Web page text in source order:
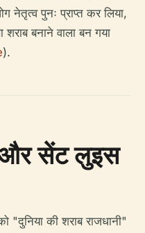
नेतृत्व पुनः प्राप्त कर लिया,
शराब बनाने वाला बन गया
).
और सेंट लुइस
की शराब राजधानी"